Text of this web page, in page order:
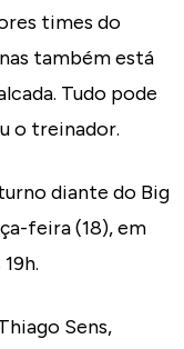
times do
também está
Tudo pode
o treinador.
diante do Big
feira (18), em
Sens,